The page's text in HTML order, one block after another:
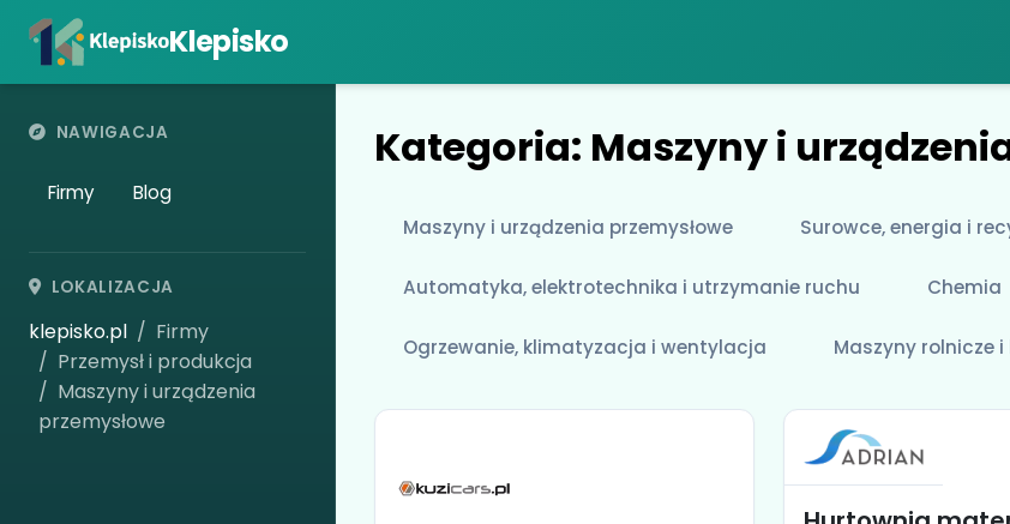
Klepisko
NAWIGACJA
Firmy Blog
LOKALIZACJA
klepisko.pl
Firmy
Przemysł i produkcja
Maszyny i urządzenia
przemysłowe
Kategoria: Maszyny i
Maszyny i urządzenia przemysłowe Surowce, energia i
Automatyka, elektrotechnika i utrzymanie ruchu Chemia
Ogrzewanie, klimatyzacja i wentylacja Maszyny rolnicze i